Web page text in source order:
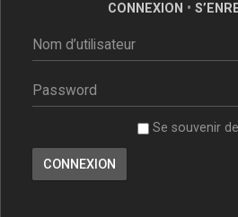
CONNEXION •
Se souvenir